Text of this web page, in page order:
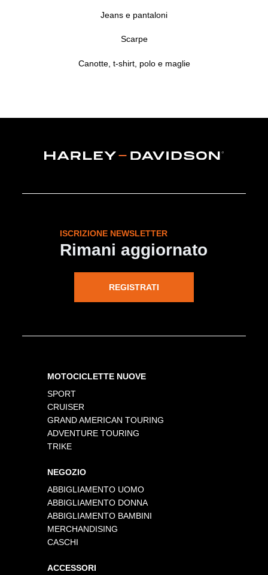
Jeans e pantaloni
Scarpe
Canotte, t-shirt, polo e maglie
ISCRIZIONE NEWSLETTER
Rimani aggiornato
REGISTRATI
MOTOCICLETTE NUOVE
SPORT
CRUISER
GRAND AMERICAN TOURING
ADVENTURE TOURING
TRIKE
NEGOZIO
ABBIGLIAMENTO UOMO
ABBIGLIAMENTO DONNA
ABBIGLIAMENTO BAMBINI
MERCHANDISING
CASCHI
ACCESSORI